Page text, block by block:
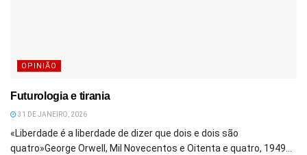
OPINIÃO
Futurologia e tirania
31 DE JANEIRO, 2026
«Liberdade é a liberdade de dizer que dois e dois são
quatro»George Orwell, Mil Novecentos e Oitenta e quatro, 1949...